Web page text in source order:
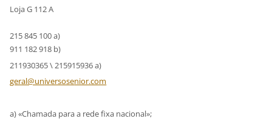
Loja G 112 A
215 845 100 a)
911 182 918 b)
211930365 \ 215915936 a)
geral@universosenior.com
a) «Chamada para a rede fixa nacional»;